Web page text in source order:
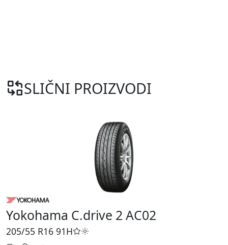
SLIČNI PROIZVODI
Yokohama C.drive 2 AC02
205/55 R16 91H